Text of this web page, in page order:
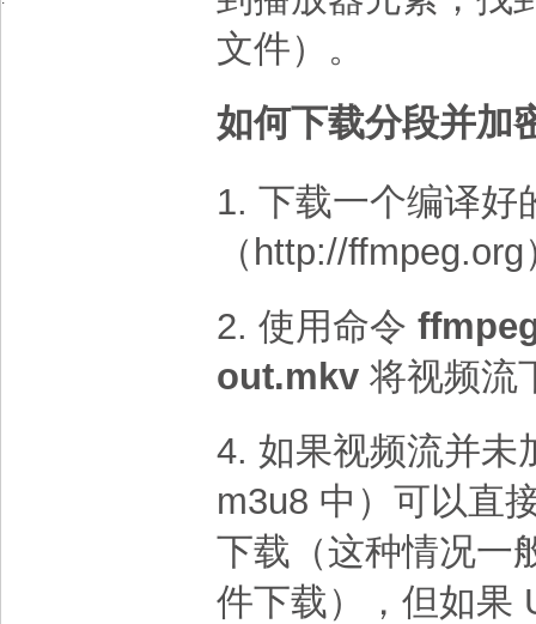
文件）。
如何下载分段并加
1. 下载一个编译好
（http://
2. 使用命令
out.mkv 将视频流
4. 如果视频流并未
m3u8 中）可以直
下载（这种情况一
件下载），但如果